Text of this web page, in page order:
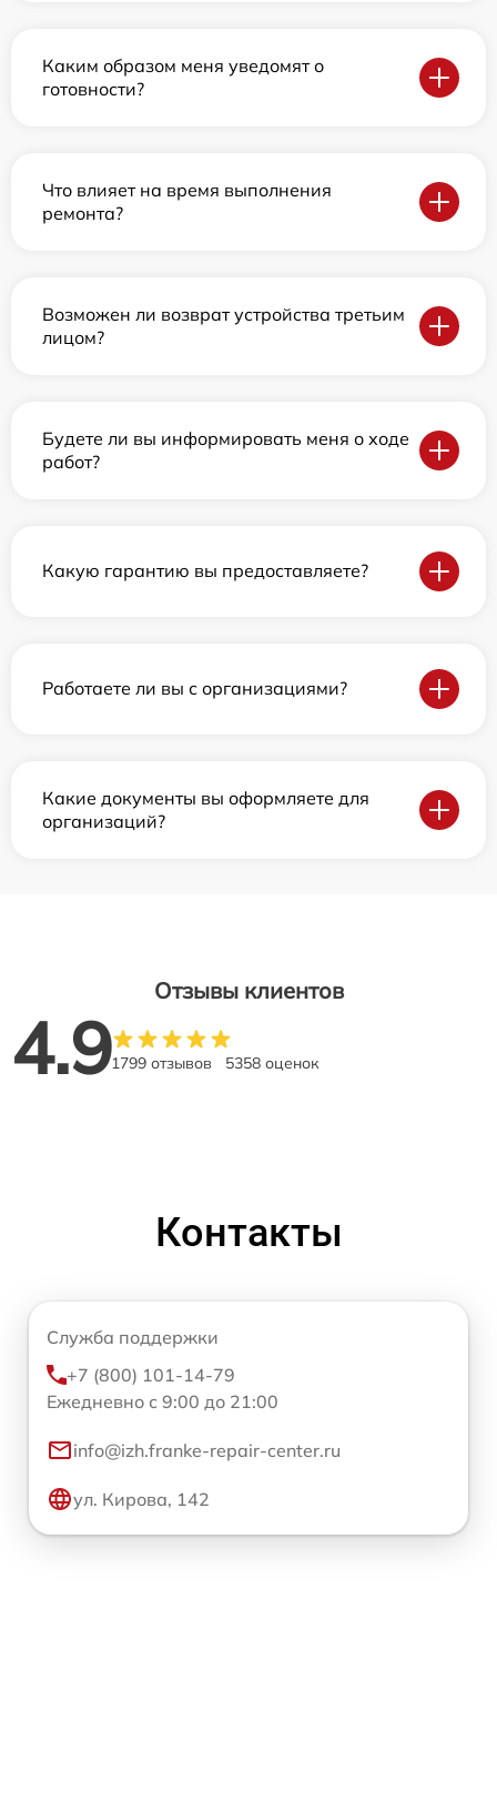
Каким образом меня уведомят о
готовности?
Что влияет на время выполнения
ремонта?
Возможен ли возврат устройства третьим
лицом?
Будете ли вы информировать меня о ходе
работ?
Какую гарантию вы предоставляете?
Работаете ли вы с организациями?
Какие документы вы оформляете для
организаций?
Отзывы клиентов
4.91799 отзывов 5358 оценок
Контакты
Служба поддержки
+7 (800) 101-14-79
Ежедневно с 9:00 до 21:00
info@izh.franke-repair-center.ru
ул. Кирова, 142